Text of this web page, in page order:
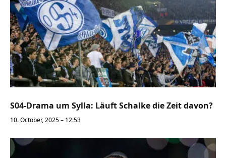
S04-Drama um Sylla: Läuft Schalke die Zeit davon?
10. October, 2025 – 12:53